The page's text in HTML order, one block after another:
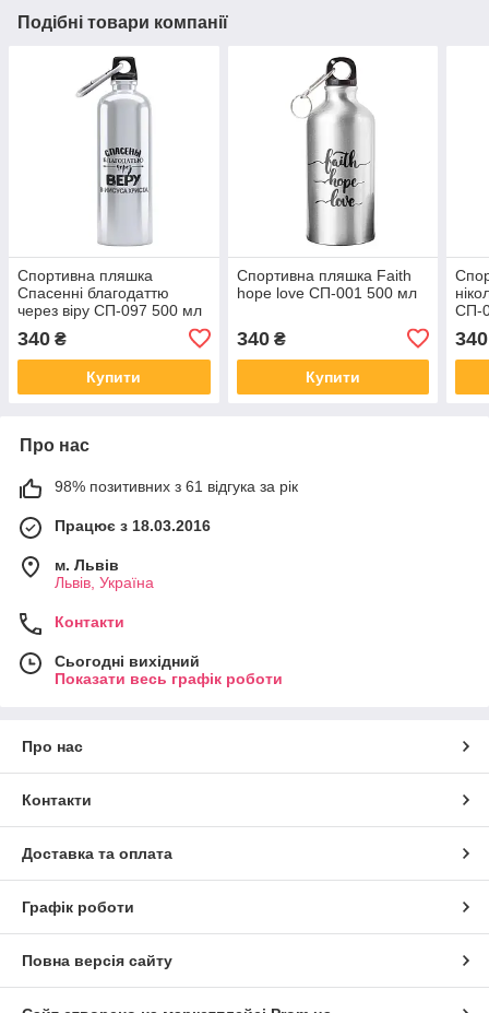
Подібні товари компанії
Спортивна пляшка
Спасенні благодаттю
через віру СП-097 500 мл
340 ₴
Купити
Спортивна пляшка Faith
hope love СП-001 500 мл
340₴
Купити
СП-
340
Про нас
98% позитивних з 61 відгука за рік
Працює з 18.03.2016
м. Львів
Львів, Україна
Контакти
Сьогодні вихідний
Показати весь графік роботи
Про нас
Контакти
Доставка та оплата
Графік роботи
Повна версія сайту